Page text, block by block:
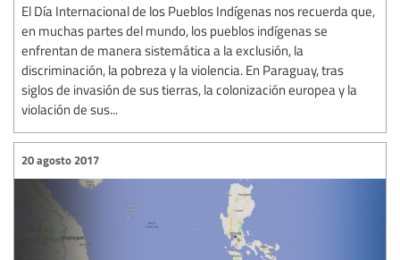
El Día Internacional de los Pueblos Indígenas nos recuerda que,
en muchas partes del mundo, los pueblos indígenas se
enfrentan de manera sistemática a la exclusión, la
discriminación, la pobreza y la violencia. En Paraguay, tras
siglos de invasión de sus tierras, la colonización europea y la
violación de sus...
20 agosto 2017